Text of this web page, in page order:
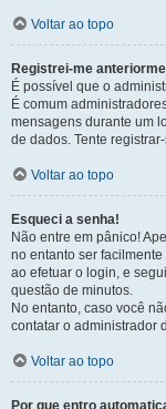
Voltar ao topo
Registrei-me
É possível que o
É comum
mensagens durante um
de dados. Tente
Voltar ao topo
Esqueci a senha!
Não entre em pânico!
no entanto ser
ao efetuar o login, e
questão de minutos.
No entanto, caso você
contatar o administrador
Voltar ao topo
Por que entro